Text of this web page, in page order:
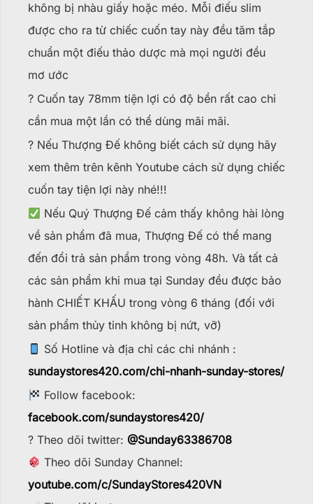
không bị nhàu giấy hoặc méo. Mỗi điếu slim
được cho ra từ chiếc cuốn tay này đều tăm tắp
chuẩn một điếu thảo dược mà mọi người đều
mơ ước
? Cuốn tay 78mm tiện lợi có độ bền rất cao chỉ
cần mua một lần có thể dùng mãi mãi.
? Nếu Thượng Đế không biết cách sử dụng hãy
xem thêm trên kênh Youtube cách sử dụng chiếc
cuốn tay tiện lợi này nhé!!!
Nếu Quý Thượng Đế cảm thấy không hài lòng
về sản phẩm đã mua, Thượng Đế có thể mang
đến đổi trả sản phẩm trong vòng 48h. Và tất cả
các sản phẩm khi mua tại Sunday đều được bảo
hành CHIẾT KHẤU trong vòng 6 tháng (đối với
sản phẩm thủy tinh không bị nứt, vỡ)
Số Hotline và địa chỉ các chi nhánh :
sundaystores420.com/chi-nhanh-sunday-stores/
Follow facebook:
facebook.com/sundaystores420/
? Theo dõi twitter: @Sunday63386708
Theo dõi Sunday Channel:
youtube.com/c/SundayStores420VN